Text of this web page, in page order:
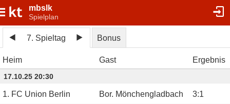
mbslk
Spielplan
7. Spieltag Bonus
Heim Gast Ergebnis
17.10.25 20:30
1. FC Union Berlin Bor. Mönchengladbach 3:1